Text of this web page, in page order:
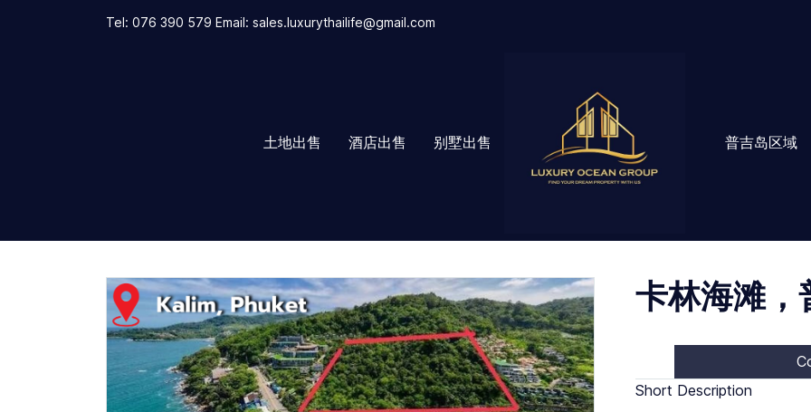
Tel: 076 390 579 Email: sales.luxurythailife@gmail.com
土地出售 酒店出售 别墅出售 普吉岛区域
卡林海滩，
Short Description